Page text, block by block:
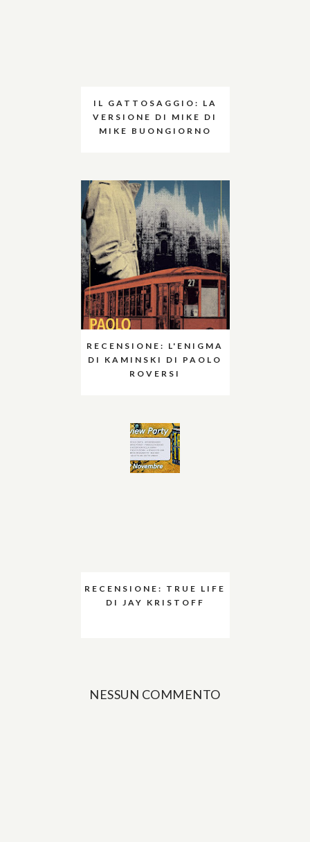
IL GATTOSAGGIO: LA
VERSIONE DI MIKE DI
MIKE BUONGIORNO
RECENSIONE: L'ENIGMA
DI KAMINSKI DI PAOLO
ROVERSI
RECENSIONE: TRUE LIFE
DI JAY KRISTOFF
NESSUN COMMENTO